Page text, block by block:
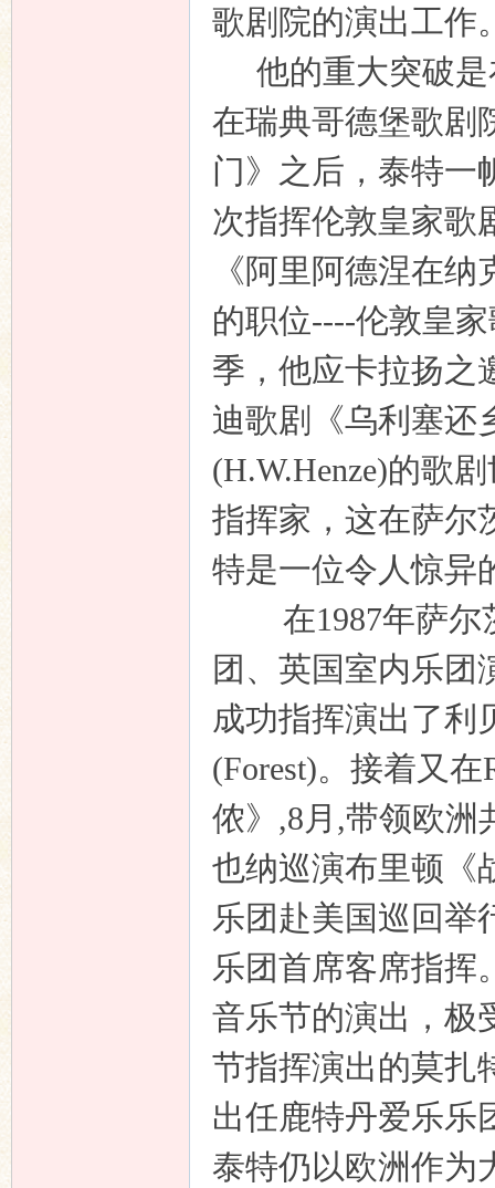
歌剧院的演出工作
他的重大突破是
在瑞典哥德堡歌剧
门》之后，泰特一
次指挥伦敦皇家歌
《阿里阿德涅在
的职位----伦敦皇
季，他应卡拉扬之
迪歌剧《乌利塞还
(H.W.Henze)的歌
指挥家，这在萨尔
特是一位令人惊异
在1987年萨尔
团、英国室内乐团
成功指挥演出了利
(Forest)。接着又在
侬》 ,8月 ,带领欧洲
也纳巡演布里顿《
乐团赴美国巡回举
乐团首席客席指挥
音乐节的演出，极
节指挥演出的莫扎
出任鹿特丹爱乐乐
泰特仍以欧洲作为